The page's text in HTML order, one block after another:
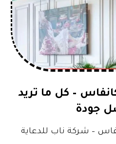
– كل ما تريد
جودة
– شركة ناب للدعاية